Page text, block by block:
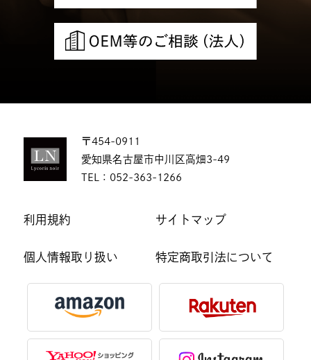
〒454-0911
愛知県名古屋市中川区高畑3-49
TEL： 052-363-1266
利用規約 サイトマップ
個人情報取り扱い 特定商取引法について